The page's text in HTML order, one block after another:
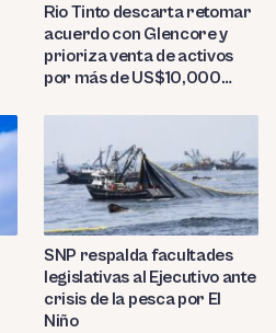
Rio Tinto descarta retomar
acuerdo con Glencore y
prioriza venta de activos
por más de US$10,000
SNP respalda facultades
legislativas al Ejecutivo ante
crisis de la pesca por El
Niño